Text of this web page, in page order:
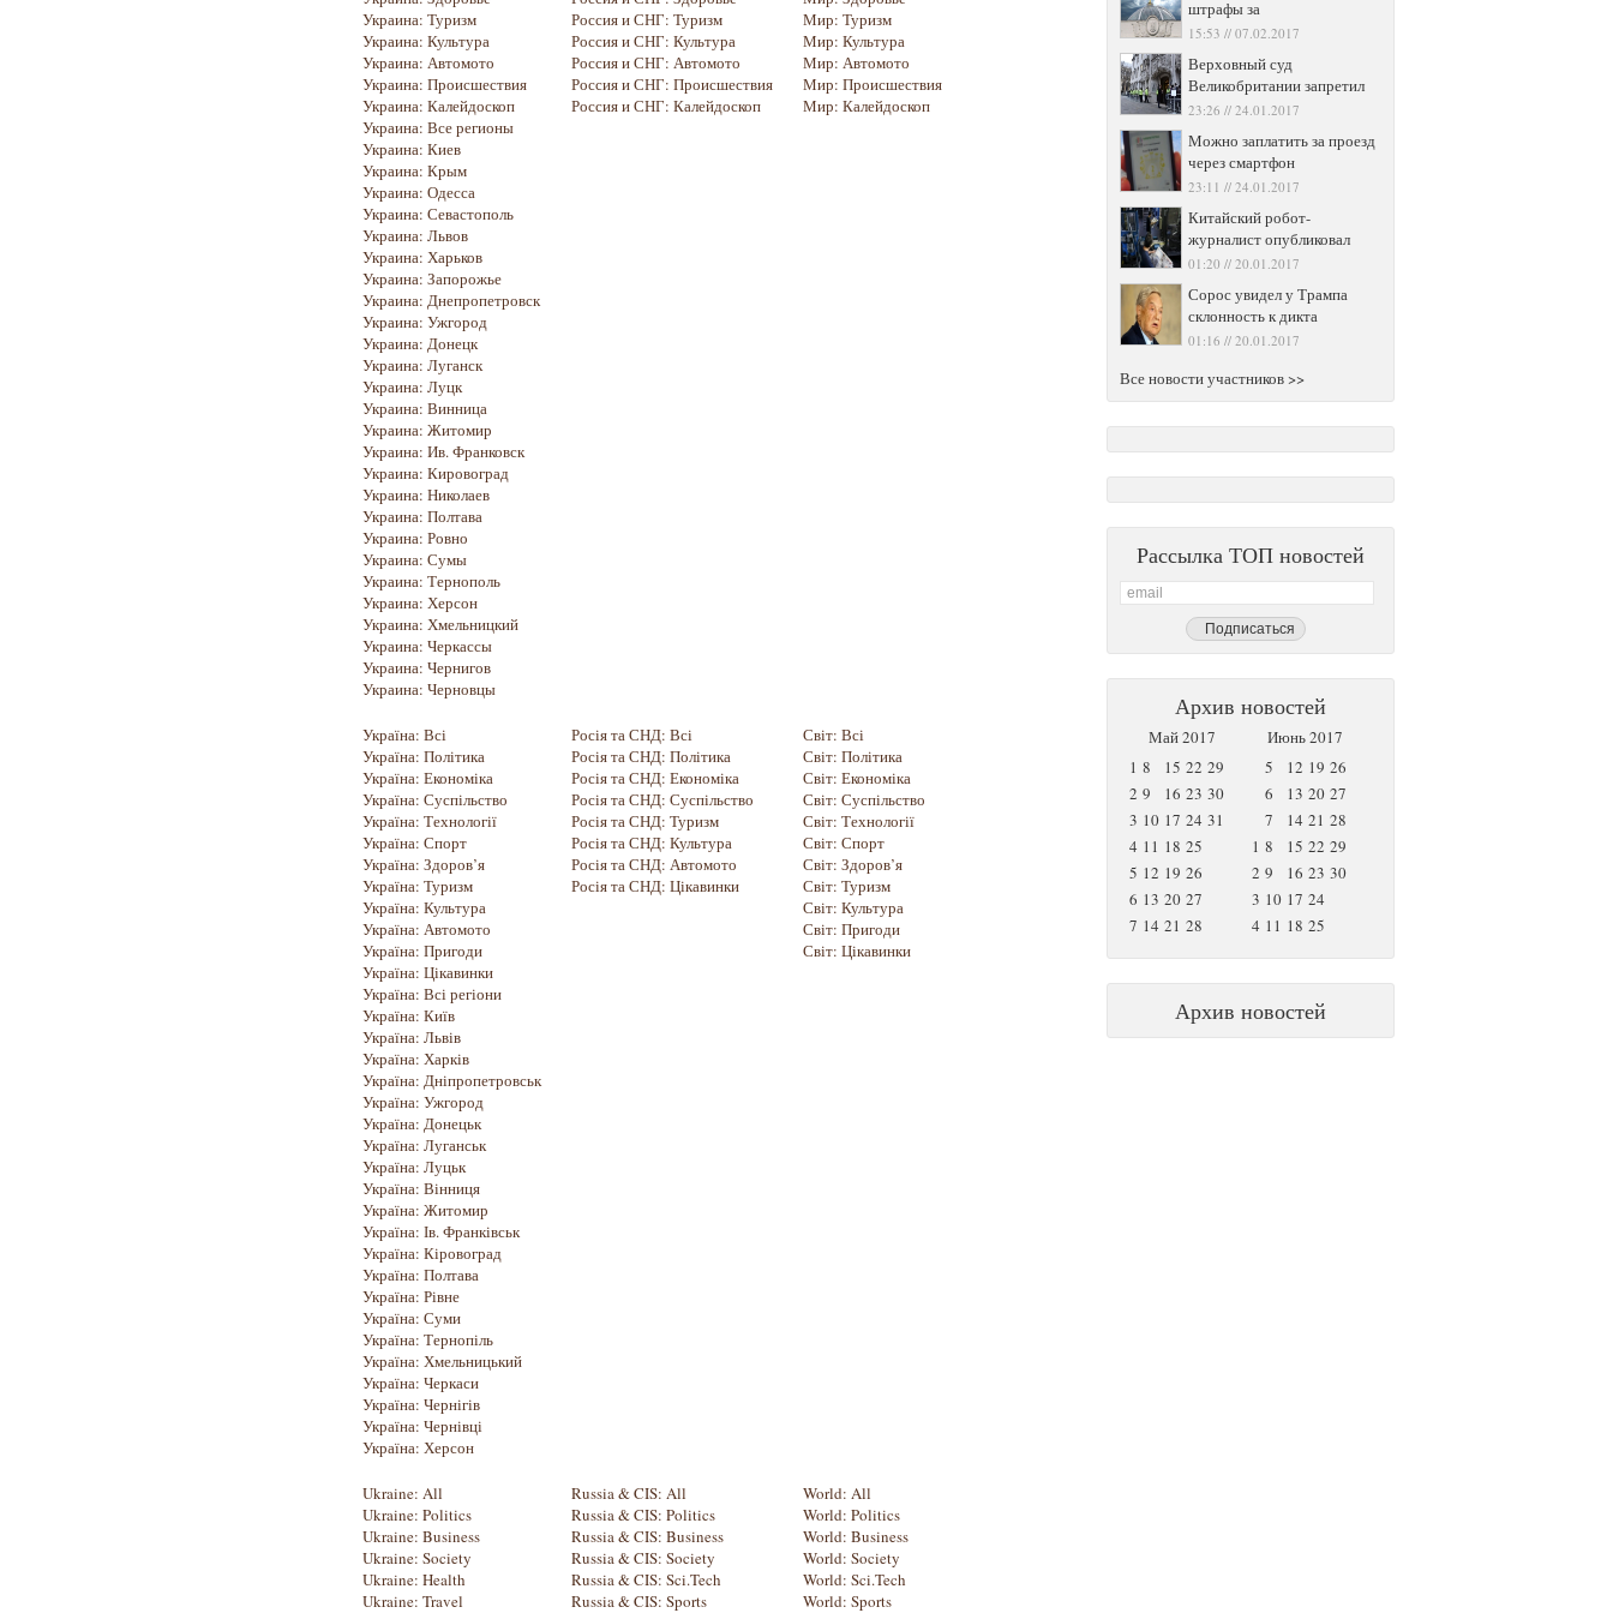
Украина: Туризм
Украина: Культура
Украина: Автомото
Украина: Происшествия
Украина: Калейдоскоп
Украина: Все регионы
Украина: Киев
Украина: Крым
Украина: Одесса
Украина: Севастополь
Украина: Львов
Украина: Харьков
Украина: Запорожье
Украина: Днепропетровск
Украина: Ужгород
Украина: Донецк
Украина: Луганск
Украина: Луцк
Украина: Винница
Украина: Житомир
Украина: Ив. Франковск
Украина: Кировоград
Украина: Николаев
Украина: Полтава
Украина: Ровно
Украина: Сумы
Украина: Тернополь
Украина: Херсон
Украина: Хмельницкий
Украина: Черкассы
Украина: Чернигов
Украина: Черновцы
Россия и СНГ: Туризм
Россия и СНГ: Культура
Россия и СНГ: Автомото
Россия и СНГ: Происшествия
Россия и СНГ: Калейдоскоп
Мир: Туризм
Мир: Культура
Мир: Автомото
Мир: Происшествия
Мир: Калейдоскоп
Україна: Всі
Україна: Політика
Україна: Економіка
Україна: Суспільство
Україна: Технології
Україна: Спорт
Україна: Здоров’я
Україна: Туризм
Україна: Культура
Україна: Автомото
Україна: Пригоди
Україна: Цікавинки
Україна: Всі регіони
Україна: Київ
Україна: Львів
Україна: Харків
Україна: Дніпропетровськ
Україна: Ужгород
Україна: Донецьк
Україна: Луганськ
Україна: Луцьк
Україна: Вінниця
Україна: Житомир
Україна: Ів. Франківськ
Україна: Кіровоград
Україна: Полтава
Україна: Рівне
Україна: Суми
Україна: Тернопіль
Україна: Хмельницький
Україна: Черкаси
Україна: Чернігів
Україна: Чернівці
Україна: Херсон
Росія та СНД: Всі
Росія та СНД: Політика
Росія та СНД: Економіка
Росія та СНД: Суспільство
Росія та СНД: Туризм
Росія та СНД: Культура
Росія та СНД: Автомото
Росія та СНД: Цікавинки
Світ: Всі
Світ: Політика
Світ: Економіка
Світ: Суспільство
Світ: Технології
Світ: Спорт
Світ: Здоров’я
Світ: Туризм
Світ: Культура
Світ: Пригоди
Світ: Цікавинки
Ukraine: All
Ukraine: Politics
Ukraine: Business
Ukraine: Society
Ukraine: Health
Ukraine: Travel
Russia & CIS: All
Russia & CIS: Politics
Russia & CIS: Business
Russia & CIS: Society
Russia & CIS: Sci.Tech
Russia & CIS: Sports
World: All
World: Politics
World: Business
World: Society
World: Sci.Tech
World: Sports
штрафы за
15:53 // 07.02.2017
Верховный суд
Великобритании запретил
23:26 // 24.01.2017
Можно заплатить за проезд
через смартфон
23:11 // 24.01.2017
Китайский робот-
журналист опубликовал
01:20 // 20.01.2017
Сорос увидел у Трампа
склонность к дикта
01:16 // 20.01.2017
Все новости участников >>
Рассылка ТОП новостей
Архив новостей
Май 2017
1 8 15 22 29
2 9 16 23 30
3 10 17 24 31
4 11 18 25
5 12 19 26
6 13 20 27
7 14 21 28
Июнь 2017
5
12 19 26
6
13 20 27
7
14 21 28
1 8 15 22 29
2 9 16 23 30
3 10 17 24
4 11 18 25
Архив новостей